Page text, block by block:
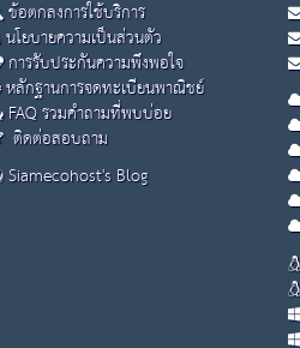
ข้อตกลงการใช้บริการ
นโยบายความเป็นส่วนตัว
การรับประกันความพึงพอใจ
หลักฐานการจดทะเบียนพาณิชย์
FAQ รวมคำถามที่พบบ่อย
ติดต่อสอบถาม
Siamecohost's Blog